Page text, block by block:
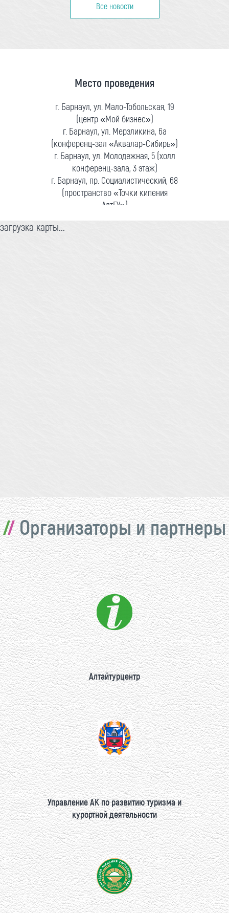
Все новости
Место проведения
г. Барнаул, ул. Мало-Тобольская, 19
(центр «Мой бизнес»)
г. Барнаул, ул. Мерзликина, 6а
(конференц-зал «Аквалар-Сибирь»)
г. Барнаул, ул. Молодежная, 5 (холл
конференц-зала, 3 этаж)
г. Барнаул, пр. Социалистический, 68
(пространство «Точки кипения
АлтГУ»)
загрузка карты...
Организаторы и партнеры
Алтайтурцентр
Управление АК по развитию туризма и
курортной деятельности